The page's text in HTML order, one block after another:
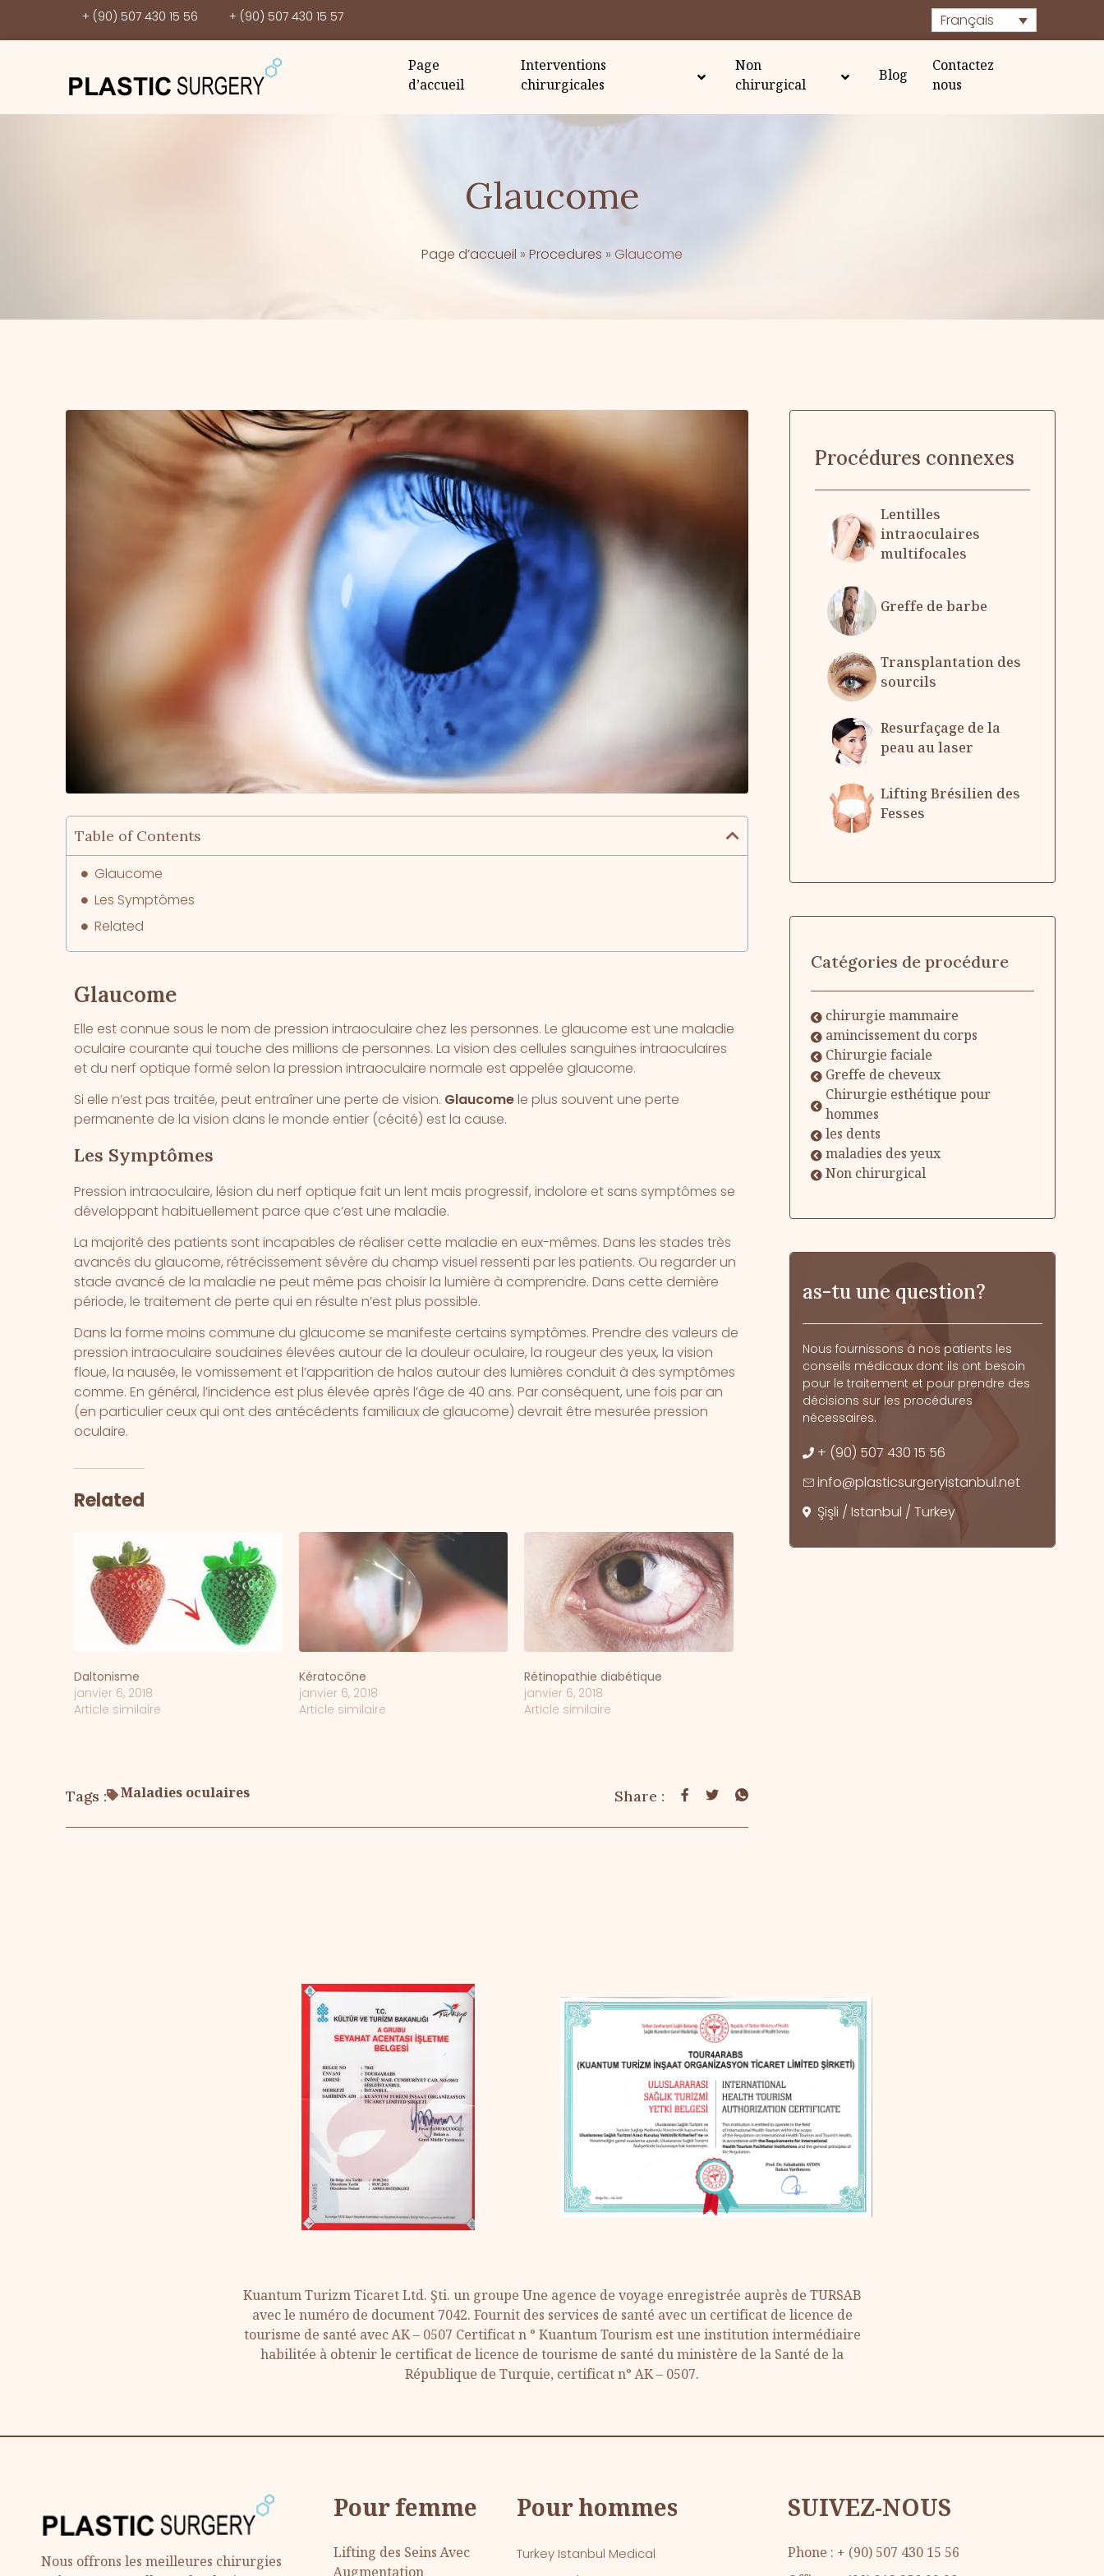
+ (90) 507 430 15 56 + (90) 507 430 15 57 Français
Page
d’accueil
Interventions
chirurgicales
Non
chirurgical
Blog
Contactez
nous
Glaucome
Page d’accueil » Procedures » Glaucome
Table of Contents
Glaucome
Les Symptômes
Related
Glaucome
Elle est connue sous le nom de pression intraoculaire chez les personnes. Le glaucome est une maladie
oculaire courante qui touche des millions de personnes. La vision des cellules sanguines intraoculaires
et du nerf optique formé selon la pression intraoculaire normale est appelée glaucome.
Si elle n’est pas traitée, peut entraîner une perte de vision. Glaucomele plus souvent une perte
permanente de la vision dans le monde entier (cécité) est la cause.
Les Symptômes
Pression intraoculaire, lésion du nerf optique fait un lent mais progressif, indolore et sans symptômes se
développant habituellement parce que c’est une maladie.
La majorité des patients sont incapables de réaliser cette maladie en eux-mêmes. Dans les stades très
avancés du glaucome, rétrécissement sévère du champ visuel ressenti par les patients. Ou regarder un
stade avancé de la maladie ne peut même pas choisir la lumière à comprendre. Dans cette dernière
période, le traitement de perte qui en résulte n’est plus possible.
Dans la forme moins commune du glaucome se manifeste certains symptômes. Prendre des valeurs de
pression intraoculaire soudaines élevées autour de la douleur oculaire, la rougeur des yeux, la vision
floue, la nausée, le vomissement et l’apparition de halos autour des lumières conduit à des symptômes
comme. En général, l’incidence est plus élevée après l’âge de 40 ans. Par conséquent, une fois par an
(en particulier ceux qui ont des antécédents familiaux de glaucome) devrait être mesurée pression
oculaire.
Related
Daltonisme
janvier 6, 2018
Article similaire
Kératocône
janvier 6, 2018
Article similaire
Rétinopathie diabétique
janvier 6, 2018
Article similaire
Tags : Maladies oculaires Share :
Procédures connexes
Lentilles
intraoculaires
multifocales
Greffe de barbe
Transplantation des
sourcils
Resurfaçage de la
peau au laser
Lifting Brésilien des
Fesses
Catégories de procédure
chirurgie mammaire
amincissement du corps
Chirurgie faciale
Greffe de cheveux
Chirurgie esthétique pour
hommes
les dents
maladies des yeux
Non chirurgical
as-tu une question?
Nous fournissons à nos patients les
conseils médicaux dont ils ont besoin
pour le traitement et pour prendre des
décisions sur les procédures
nécessaires.
+ (90) 507 430 15 56
info@plasticsurgeryistanbul.net
Şişli / Istanbul / Turkey
Kuantum Turizm Ticaret Ltd. Şti. un groupe Une agence de voyage enregistrée auprès de TURSAB
avec le numéro de document 7042. Fournit des services de santé avec un certificat de licence de
tourisme de santé avec AK – 0507 Certificat n ° Kuantum Tourism est une institution intermédiaire
habilitée à obtenir le certificat de licence de tourisme de santé du ministère de la Santé de la
République de Turquie, certificat n° AK – 0507.
Nous offrons les meilleures chirurgies
Pour femme
Lifting des Seins Avec
Pour hommes
Turkey Istanbul Medical
SUIVEZ-NOUS
Phone : + (90) 507 430 15 56